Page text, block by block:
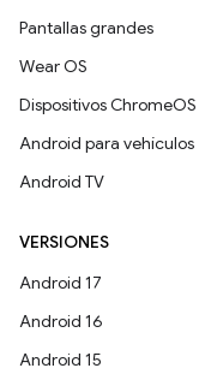
Pantallas grandes
Wear OS
Dispositivos ChromeOS
Android para vehículos
Android TV
VERSIONES
Android 17
Android 16
Android 15